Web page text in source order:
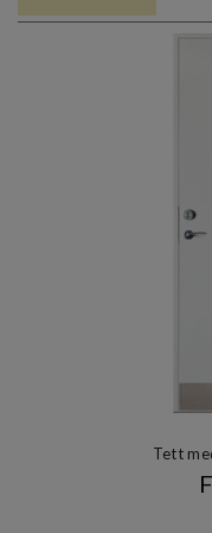
Tett